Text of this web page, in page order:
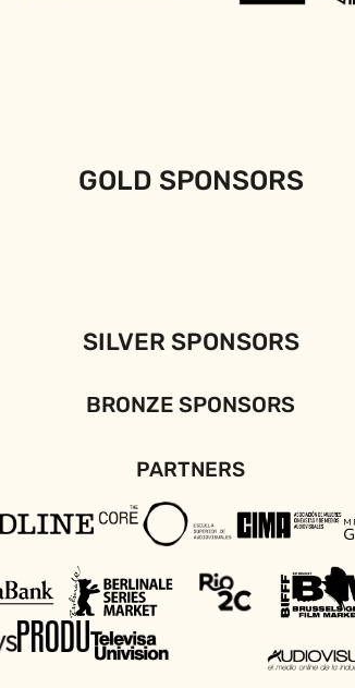
GOLD SPONSORS
SILVER SPONSORS
BRONZE SPONSORS
PARTNERS